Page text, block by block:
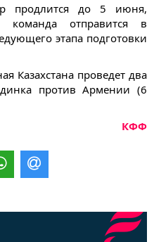
продлится до 5 июня,
команда отправится в
этапа подготовки
Казахстана проведет два
против Армении (6
КФФ